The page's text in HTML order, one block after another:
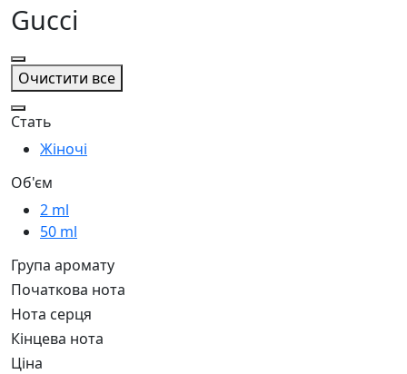
Gucci
Очистити все
Стать
Жіночі
Об'єм
2 ml
50 ml
Група аромату
Початкова нота
Нота серця
Кінцева нота
Ціна